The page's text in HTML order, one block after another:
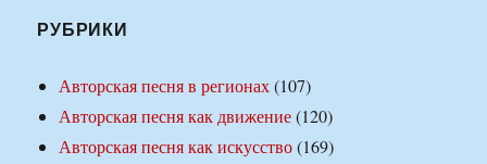
РУБРИКИ
Авторская песня в регионах(107)
Авторская песня как движение(120)
Авторская песня как искусство(169)